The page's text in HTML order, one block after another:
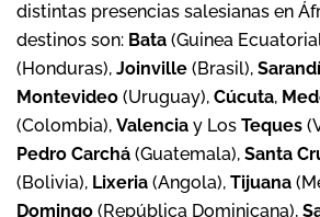
distintas presencias salesianas en
destinos son: Bata (Guinea
(Honduras), Joinville (Brasil),
Montevideo (Uruguay), Cúcuta,
(Colombia), Valencia y Los Teques
Pedro Carchá (Guatemala), Santa
(Bolivia), Lixeria (Angola), Tijuana
Domingo (República Dominicana),